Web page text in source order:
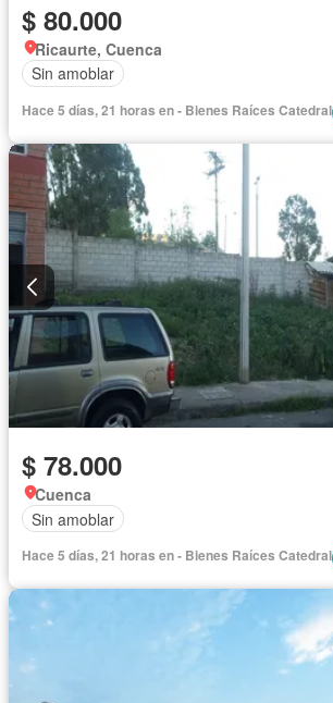
$ 80.000
Ricaurte, Cuenca
Sin amoblar
Hace 5 días, 21 horas en - Bienes Raíces Catedral
$ 78.000
Cuenca
Sin amoblar
Hace 5 días, 21 horas en - Bienes Raíces Catedral